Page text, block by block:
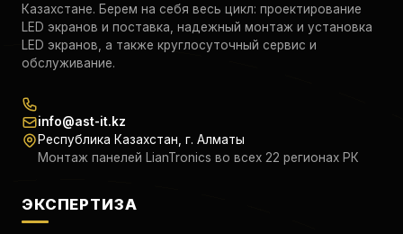
Казахстане. Берем на себя весь цикл: проектирование
LED экранов и поставка, надежный монтаж и установка
LED экранов, а также круглосуточный сервис и
обслуживание.
info@ast-it.kz
Республика Казахстан, г. Алматы
Монтаж панелей LianTronics во всех 22 регионах РК
ЭКСПЕРТИЗА